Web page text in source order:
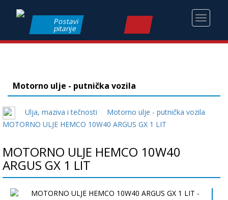
Toggle
Postavi
pitanje
Motorno ulje - putnička vozila
Ulja, maziva i tečnosti
Motorno ulje - putnička vozila
MOTORNO ULJE HEMCO 10W40 ARGUS GX 1 LIT
MOTORNO ULJE HEMCO 10W40
ARGUS GX 1 LIT